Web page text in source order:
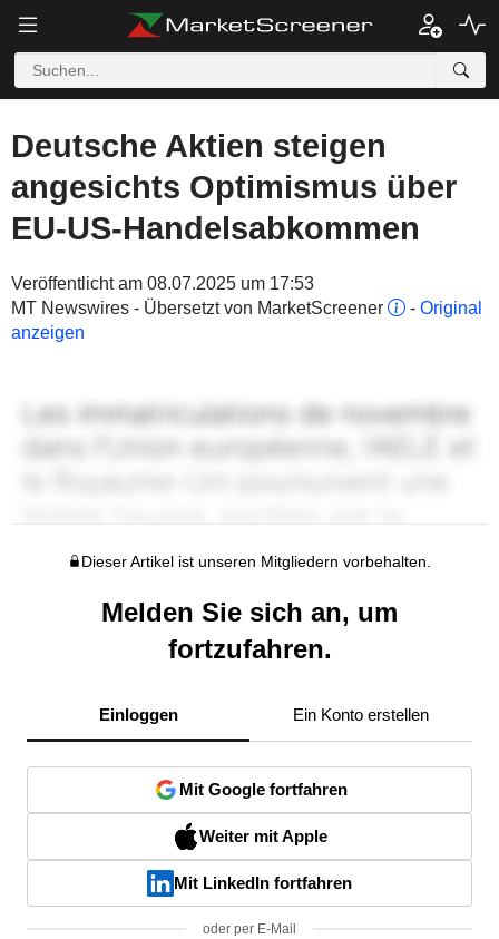
Deutsche Aktien steigen
angesichts Optimismus über
EU-US-Handelsabkommen
Veröffentlicht am 08.07.2025 um 17:53
MT Newswires - Übersetzt von MarketScreener
- Original
anzeigen
Dieser Artikel ist unseren Mitgliedern vorbehalten.
Melden Sie sich an, um
fortzufahren.
Einloggen Ein Konto erstellen
Mit Google fortfahren
Weiter mit Apple
Mit LinkedIn fortfahren
oder per E-Mail